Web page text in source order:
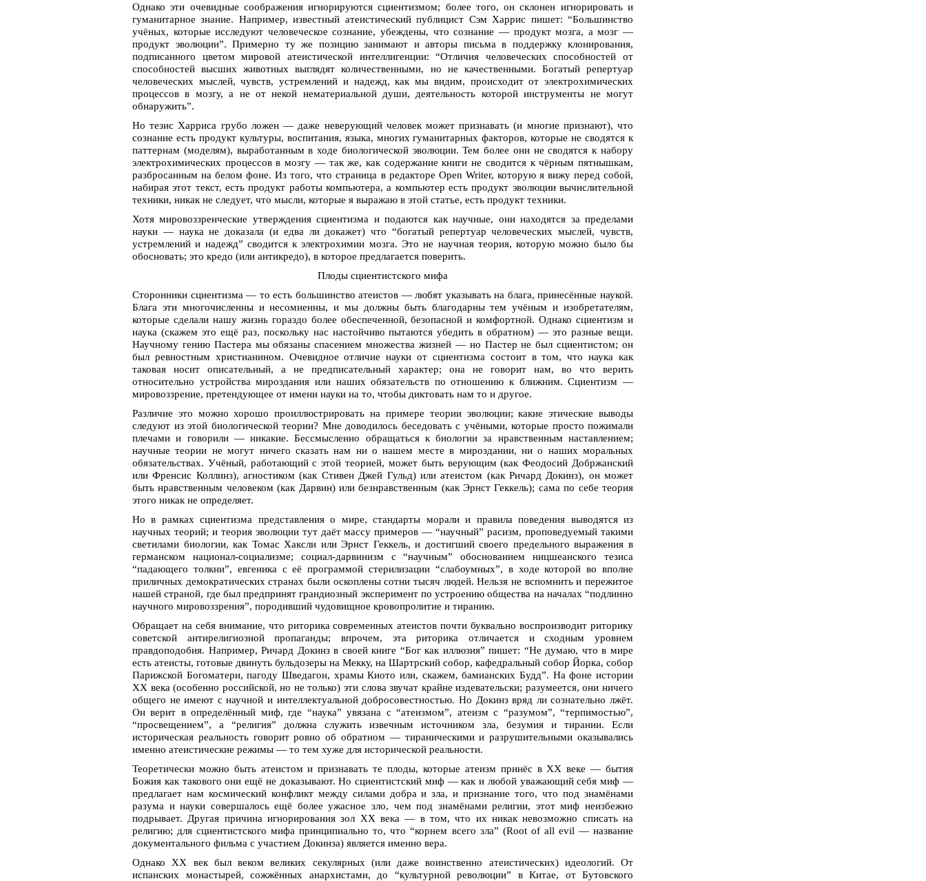
Однако эти очевидные соображения игнорируются сциентизмом; более того, он склонен игнорировать и
гуманитарное знание. Например, известный атеистический публицист Сэм Харрис пишет: “Большинство
учёных, которые исследуют человеческое сознание, убеждены, что сознание — продукт мозга, а мозг —
продукт эволюции”. Примерно ту же позицию занимают и авторы письма в поддержку клонирования,
подписанного цветом мировой атеистической интеллигенции: “Отличия человеческих способностей от
способностей высших животных выглядят количественными, но не качественными. Богатый репертуар
человеческих мыслей, чувств, устремлений и надежд, как мы видим, происходит от электрохимических
процессов в мозгу, а не от некой нематериальной души, деятельность которой инструменты не могут
обнаружить”.
Но тезис Харриса грубо ложен — даже неверующий человек может признавать (и многие признают), что
сознание есть продукт культуры, воспитания, языка, многих гуманитарных факторов, которые не сводятся к
паттернам (моделям), выработанным в ходе биологической эволюции. Тем более они не сводятся к набору
электрохимических процессов в мозгу — так же, как содержание книги не сводится к чёрным пятнышкам,
разбросанным на белом фоне. Из того, что страница в редакторе Open Writer, которую я вижу перед собой,
набирая этот текст, есть продукт работы компьютера, а компьютер есть продукт эволюции вычислительной
техники, никак не следует, что мысли, которые я выражаю в этой статье, есть продукт техники.
Хотя мировоззренческие утверждения сциентизма и подаются как научные, они находятся за пределами
науки — наука не доказала (и едва ли докажет) что “богатый репертуар человеческих мыслей, чувств,
устремлений и надежд” сводится к электрохимии мозга. Это не научная теория, которую можно было бы
обосновать; это кредо (или антикредо), в которое предлагается поверить.
Плоды сциентистского мифа
Сторонники сциентизма — то есть большинство атеистов — любят указывать на блага, принесённые наукой.
Блага эти многочисленны и несомненны, и мы должны быть благодарны тем учёным и изобретателям,
которые сделали нашу жизнь гораздо более обеспеченной, безопасной и комфортной. Однако сциентизм и
наука (скажем это ещё раз, поскольку нас настойчиво пытаются убедить в обратном) — это разные вещи.
Научному гению Пастера мы обязаны спасением множества жизней — но Пастер не был сциентистом; он
был ревностным христианином. Очевидное отличие науки от сциентизма состоит в том, что наука как
таковая носит описательный, а не предписательный характер; она не говорит нам, во что верить
относительно устройства мироздания или наших обязательств по отношению к ближним. Сциентизм —
мировоззрение, претендующее от имени науки на то, чтобы диктовать нам то и другое.
Различие это можно хорошо проиллюстрировать на примере теории эволюции; какие этические выводы
следуют из этой биологической теории? Мне доводилось беседовать с учёными, которые просто пожимали
плечами и говорили — никакие. Бессмысленно обращаться к биологии за нравственным наставлением;
научные теории не могут ничего сказать нам ни о нашем месте в мироздании, ни о наших моральных
обязательствах. Учёный, работающий с этой теорией, может быть верующим (как Феодосий Добржанский
или Френсис Коллинз), агностиком (как Стивен Джей Гульд) или атеистом (как Ричард Докинз), он может
быть нравственным человеком (как Дарвин) или безнравственным (как Эрнст Геккель); сама по себе теория
этого никак не определяет.
Но в рамках сциентизма представления о мире, стандарты морали и правила поведения выводятся из
научных теорий; и теория эволюции тут даёт массу примеров — “научный” расизм, проповедуемый такими
светилами биологии, как Томас Хаксли или Эрнст Геккель, и достигший своего предельного выражения в
германском национал-социализме; социал-дарвинизм с “науч­ным” обоснованием ницшеанского тезиса
“падающего толкни”, евгеника с её программой стерилизации “слабоумных”, в ходе которой во вполне
приличных демократических странах были оскоплены сотни тысяч людей. Нельзя не вспомнить и пережитое
нашей страной, где был предпринят грандиозный эксперимент по устроению общества на началах “подлинно
научного мировоззрения”, породивший чудовищное кровопролитие и тиранию.
Обращает на себя внимание, что риторика современных атеистов почти буквально воспроизводит риторику
советской антирелигиозной пропаганды; впрочем, эта риторика отличается и сходным уровнем
правдоподобия. Например, Ричард Докинз в своей книге “Бог как иллюзия” пишет: “Не думаю, что в мире
есть атеисты, готовые двинуть бульдозеры на Мекку, на Шартрский собор, кафедральный собор Йорка, собор
Парижской Богоматери, пагоду Шведагон, храмы Киото или, скажем, бамианских Будд”. На фоне истории
ХХ века (особенно российской, но не только) эти слова звучат крайне издевательски; разумеется, они ничего
общего не имеют с научной и интеллектуальной добросовестностью. Но Докинз вряд ли сознательно лжёт.
Он верит в определённый миф, где “наука” увязана с “атеизмом”, атеизм с “разумом”, “терпимостью”,
“просвещением”, а “религия” должна служить извечным источником зла, безумия и тирании. Если
историческая реальность говорит ровно об обратном — тираническими и разрушительными оказывались
именно атеистические режимы — то тем хуже для исторической реальности.
Теоретически можно быть атеистом и признавать те плоды, которые атеизм принёс в ХХ веке — бытия
Божия как такового они ещё не доказывают. Но сциентистский миф — как и любой уважающий себя миф —
предлагает нам космический конфликт между силами добра и зла, и признание того, что под знамёнами
разума и науки совершалось ещё более ужасное зло, чем под знамёнами религии, этот миф неизбежно
подрывает. Другая причина игнорирования зол ХХ века — в том, что их никак невозможно списать на
религию; для сциентистского мифа принципиально то, что “корнем всего зла” (Root of all evil — название
документального фильма с участием Докинза) является именно вера.
Однако ХХ век был веком великих секулярных (или даже воинственно атеистических) идеологий. От
испанских монастырей, сожжённых анархистами, до “культурной революции” в Китае, от Бутовского